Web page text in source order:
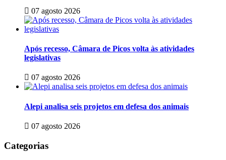
07 agosto 2026
Após recesso, Câmara de Picos volta às atividades
legislativas
07 agosto 2026
Alepi analisa seis projetos em defesa dos animais
07 agosto 2026
Categorias